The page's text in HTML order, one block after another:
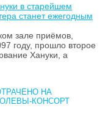
в старейшем
станет ежегодным
зале приёмов,
году, прошло второе
Хануки, а
НА
КОНСОРТ